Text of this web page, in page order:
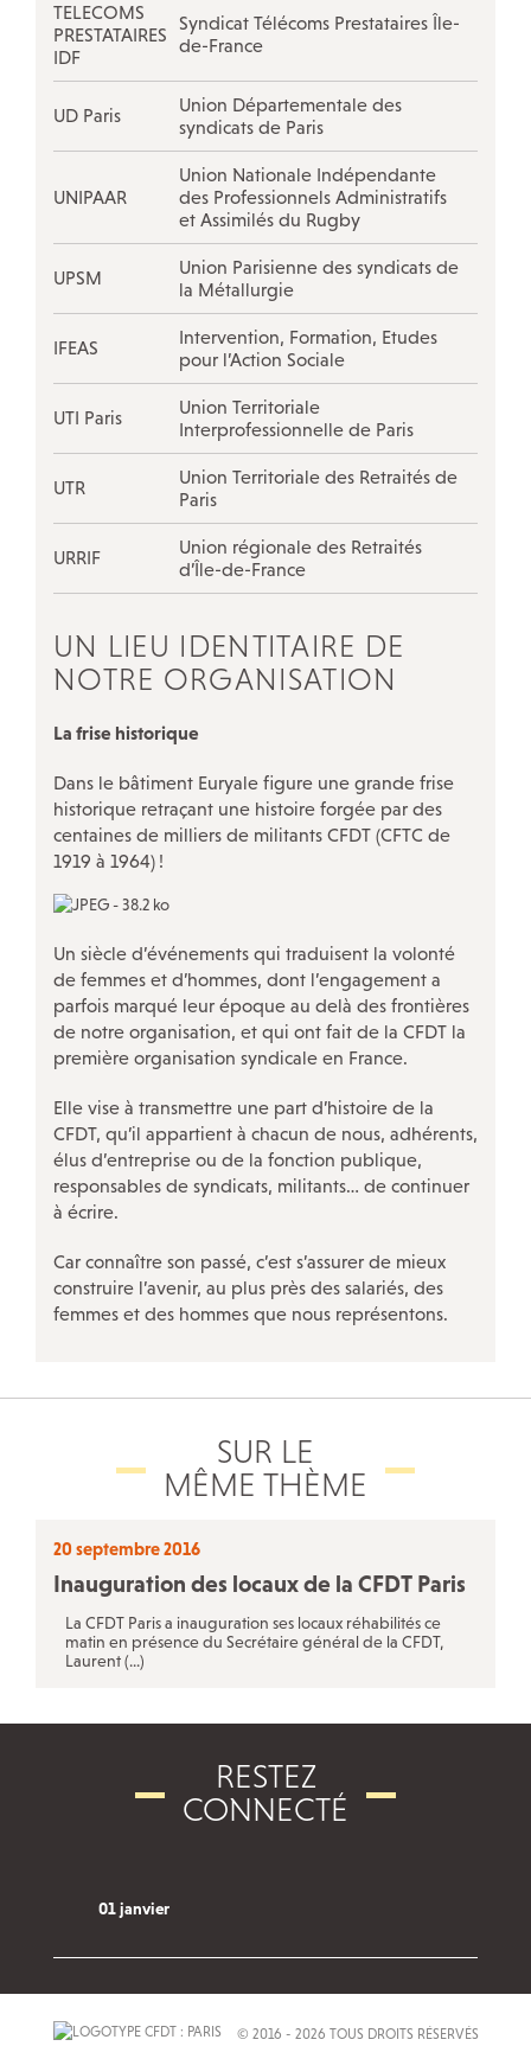
TELECOMS
PRESTATAIRES
IDF
Syndicat Télécoms Prestataires Île-
de-France
UD Paris
Union Départementale des
syndicats de Paris
UNIPAAR
Union Nationale Indépendante
des Professionnels Administratifs
et Assimilés du Rugby
UPSM
Union Parisienne des syndicats de
la Métallurgie
IFEAS
Intervention, Formation, Etudes
pour l’Action Sociale
UTI Paris
Union Territoriale
Interprofessionnelle de Paris
UTR
Union Territoriale des Retraités de
Paris
URRIF
Union régionale des Retraités
d’Île-de-France
UN LIEU IDENTITAIRE DE
NOTRE ORGANISATION
La frise historique
Dans le bâtiment Euryale figure une grande frise
historique retraçant une histoire forgée par des
centaines de milliers de militants CFDT (CFTC de
1919 à 1964) !
Un siècle d’événements qui traduisent la volonté
de femmes et d’hommes, dont l’engagement a
parfois marqué leur époque au delà des frontières
de notre organisation, et qui ont fait de la CFDT la
première organisation syndicale en France.
Elle vise à transmettre une part d’histoire de la
CFDT, qu’il appartient à chacun de nous, adhérents,
élus d’entreprise ou de la fonction publique,
responsables de syndicats, militants… de continuer
à écrire.
Car connaître son passé, c’est s’assurer de mieux
construire l’avenir, au plus près des salariés, des
femmes et des hommes que nous représentons.
SUR LE
MÊME THÈME
20 septembre 2016
Inauguration des locaux de la CFDT Paris
La CFDT Paris a inauguration ses locaux réhabilités ce
matin en présence du Secrétaire général de la CFDT,
Laurent (...)
RESTEZ
CONNECTÉ
01 janvier
© 2016 - 2026 TOUS DROITS RÉSERVÉS